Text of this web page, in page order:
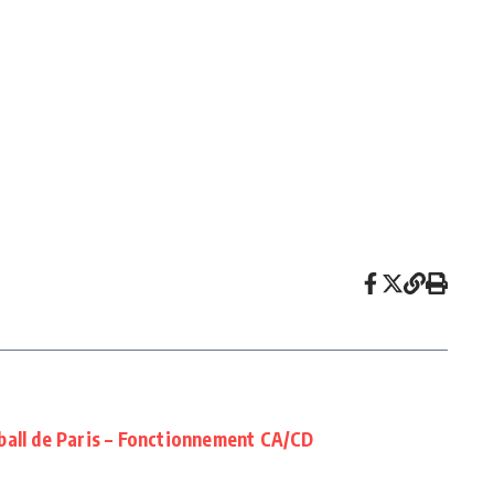
de Paris – Fonctionnement CA/CD